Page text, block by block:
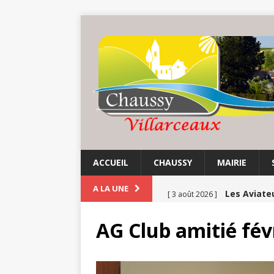
ACCUEIL CHAUSSY MAIRIE
A LA UNE [ 3 août 2026 ] Les
[ 1 août 2026 ] Balade au
AG Club amitié